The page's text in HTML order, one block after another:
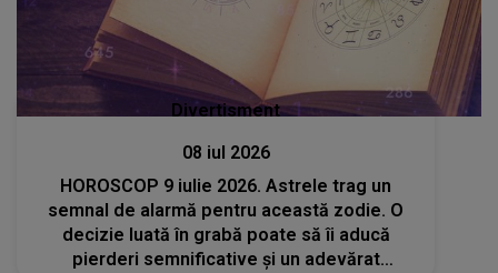
Divertisment
08 iul 2026
HOROSCOP 9 iulie 2026. Astrele trag un
semnal de alarmă pentru această zodie. O
decizie luată în grabă poate să îi aducă
pierderi semnificative și un adevărat